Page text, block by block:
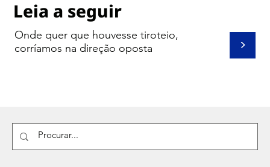
Leia a seguir
>
Onde quer que houvesse tiroteio,
corríamos na direção oposta